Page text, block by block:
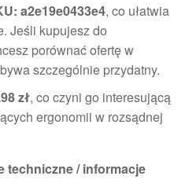
a2e19e0433e4, co ułatwia
Jeśli kupujesz do
porównać ofertę w
szczególnie przydatny.
zł, co czyni go interesującą
ergonomii w rozsądnej
techniczne / informacje